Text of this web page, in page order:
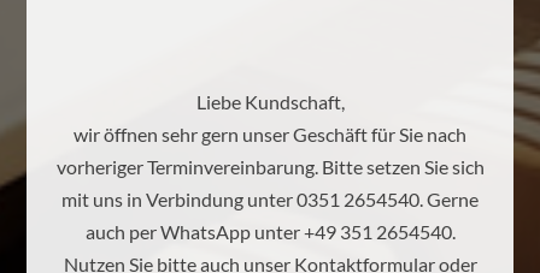
Liebe Kundschaft,
wir öffnen sehr gern unser Geschäft für Sie nach
vorheriger Terminvereinbarung. Bitte setzen Sie sich
mit uns in Verbindung unter 0351 2654540. Gerne
auch per WhatsApp unter +49 351 2654540.
Nutzen Sie bitte auch unser Kontaktformular oder